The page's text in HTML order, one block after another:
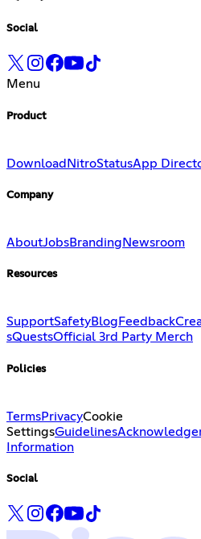
Social
Menu
Product
Download NitroStatusApp
Company
AboutJobsBranding Newsroom
Resources
SupportSafetyBlog Feedback
sQuestsOfficial 3rd Party Merch
Policies
TermsPrivacyCookie
SettingsGuidelines
Information
Social